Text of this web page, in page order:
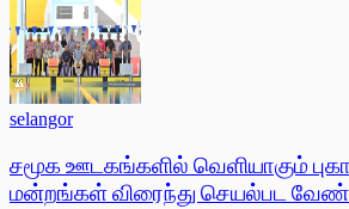
selangor
சமூக ஊடகங்களில் வெளியாகும்
மன்றங்கள் விரைந்து செயல்பட